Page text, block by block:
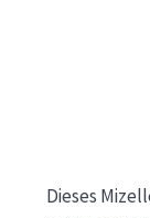
Dieses